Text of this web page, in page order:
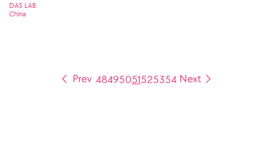
DAS LAB
China
48495051525354